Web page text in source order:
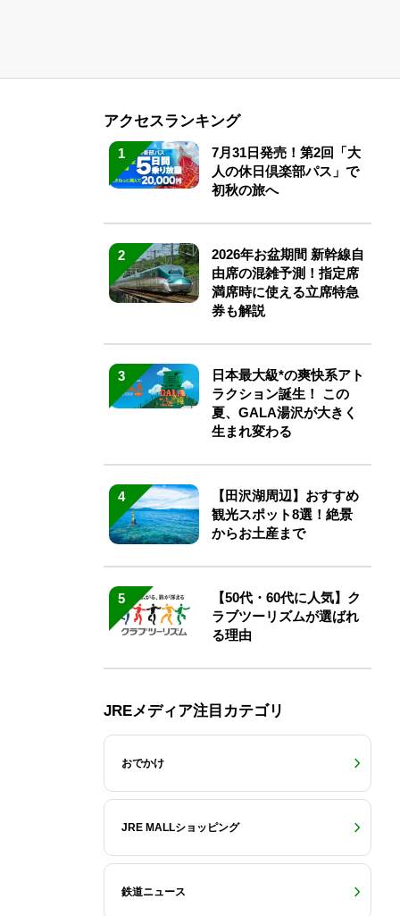
アクセスランキング
1
7月31日発売！第2回「大
人の休日倶楽部パス」で
初秋の旅へ
2
2026年お盆期間 新幹線自
由席の混雑予測！指定席
満席時に使える立席特急
券も解説
3
日本最大級*の爽快系アト
ラクション誕生！ この
夏、GALA湯沢が大きく
生まれ変わる
4
【田沢湖周辺】おすすめ
観光スポット8選！絶景
からお土産まで
5
【50代・60代に人気】ク
ラブツーリズムが選ばれ
る理由
JREメディア注目カテゴリ
おでかけ
JRE MALLショッピング
鉄道ニュース